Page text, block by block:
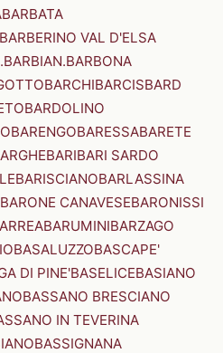
BARBATA
BARBERINO VAL D'ELSA
BARBONA
BARCHIBARCISBARD
BARDOLINO
BARENGOBARESSABARETE
BARIBARI SARDO
BARISCIANOBARLASSINA
BARONE CANAVESEBARONISSI
BARUMINIBARZAGO
BASALUZZOBASCAPE'
DI PINE'BASELICEBASIANO
BASSANO BRESCIANO
IN TEVERINA
BASSIGNANA